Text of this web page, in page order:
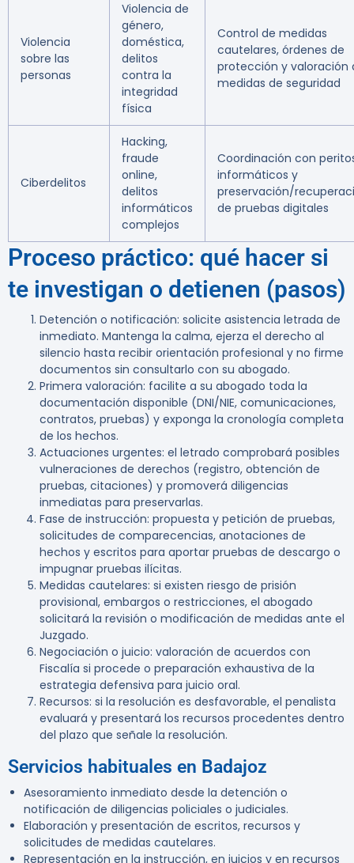
Violencia
sobre las
personas
Violencia de
género,
doméstica,
delitos
contra la
integridad
física
Control de medidas
cautelares, órdenes de
protección y valoración
medidas de seguridad
Ciberdelitos
Hacking,
fraude
online,
delitos
informáticos
complejos
Coordinación con
informáticos y
preservación/
de pruebas digitales
Proceso práctico: qué hacer si
te investigan o detienen (pasos)
Detención o notificación: solicite asistencia letrada de
inmediato. Mantenga la calma, ejerza el derecho al
silencio hasta recibir orientación profesional y no firme
documentos sin consultarlo con su abogado.
Primera valoración: facilite a su abogado toda la
documentación disponible (DNI/NIE, comunicaciones,
contratos, pruebas) y exponga la cronología completa
de los hechos.
Actuaciones urgentes: el letrado comprobará posibles
vulneraciones de derechos (registro, obtención de
pruebas, citaciones) y promoverá diligencias
inmediatas para preservarlas.
Fase de instrucción: propuesta y petición de pruebas,
solicitudes de comparecencias, anotaciones de
hechos y escritos para aportar pruebas de descargo o
impugnar pruebas ilícitas.
Medidas cautelares: si existen riesgo de prisión
provisional, embargos o restricciones, el abogado
solicitará la revisión o modificación de medidas ante el
Juzgado.
Negociación o juicio: valoración de acuerdos con
Fiscalía si procede o preparación exhaustiva de la
estrategia defensiva para juicio oral.
Recursos: si la resolución es desfavorable, el penalista
evaluará y presentará los recursos procedentes dentro
del plazo que señale la resolución.
Servicios habituales en Badajoz
Asesoramiento inmediato desde la detención o
notificación de diligencias policiales o judiciales.
Elaboración y presentación de escritos, recursos y
solicitudes de medidas cautelares.
Representación en la instrucción, en juicios y en recursos